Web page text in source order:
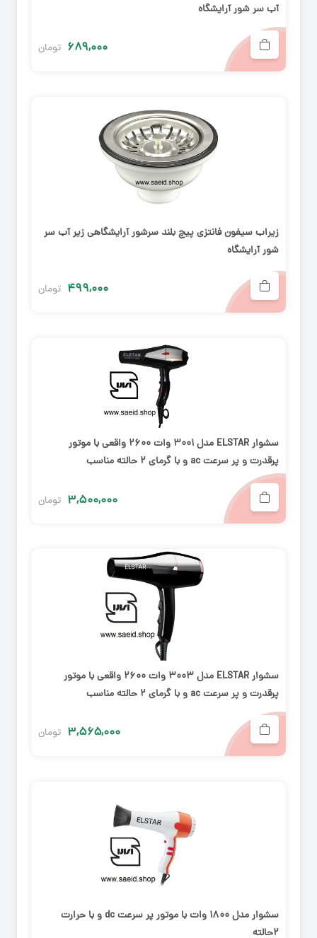
آب سر شور آرایشگاه
۶۸۹,۰۰۰ تومان
زیراب سیفون فانتزی پیچ بلند سرشور آرایشگاهی زیر آب سر
شور آرایشگاه
۴۹۹,۰۰۰ تومان
سشوار ELSTAR مدل 3001 وات 2600 واقعی با موتور
پرقدرت و پر سرعت ac و با گرمای 2 حالته مناسب
۳,۵۰۰,۰۰۰ تومان
سشوار ELSTAR مدل 3003 وات 2600 واقعی با موتور
پرقدرت و پر سرعت ac و با گرمای 2 حالته مناسب
۳,۵۶۵,۰۰۰ تومان
سشوار مدل 1800 وات با موتور پر سرعت dc و با حرارت
2حالته